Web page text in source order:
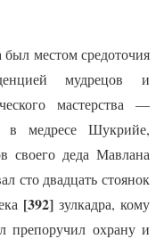
местом средоточия
мудрецов и
мастерства —
в медресе Шукрийе,
своего деда Мавлана
сто двадцать стоянок
[392]зулкадра, кому
препоручил охрану и